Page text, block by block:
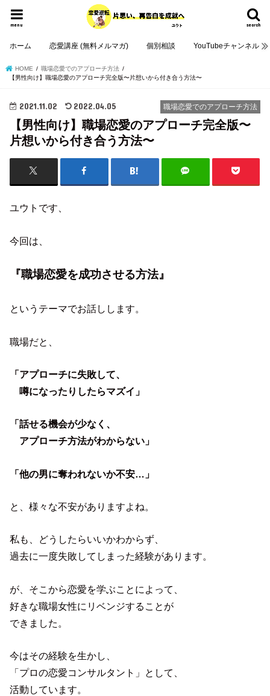
search
menu
ホーム 恋愛講座 (無料メルマガ) 個別相談 YouTubeチャンネル
HOME
職場恋愛でのアプローチ方法
【男性向け】職場恋愛のアプローチ完全版〜片想いから付き合う方法〜
職場恋愛でのアプローチ方法
2021.11.02 2022.04.05
【男性向け】職場恋愛のアプローチ完全版〜
片想いから付き合う方法〜
ユウトです、
今回は、
『職場恋愛を成功させる方法』
というテーマでお話しします。
職場だと、
「アプローチに失敗して、
噂になったりしたらマズイ」
「話せる機会が少なく、
アプローチ方法がわからない」
「他の男に奪われないか不安…」
と、様々な不安がありますよね。
私も、どうしたらいいかわからず、
過去に一度失敗してしまった経験があります。
が、そこから恋愛を学ぶことによって、
好きな職場女性にリベンジすることが
できました。
今はその経験を生かし、
「プロの恋愛コンサルタント」として、
活動しています。